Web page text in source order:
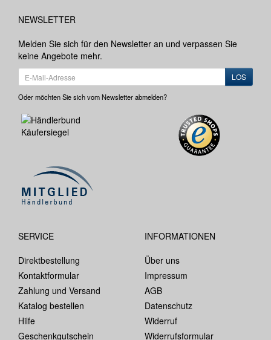
NEWSLETTER
Melden Sie sich für den Newsletter an und verpassen Sie
keine Angebote mehr.
LOS
Oder möchten Sie sich vom Newsletter abmelden?
SERVICE
Direktbestellung
Kontaktformular
Zahlung und Versand
Katalog bestellen
Hilfe
Geschenkgutschein
INFORMATIONEN
Über uns
Impressum
AGB
Datenschutz
Widerruf
Widerrufsformular